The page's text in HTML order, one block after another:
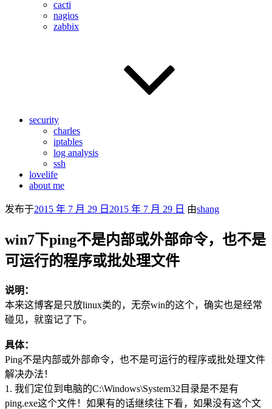
cacti
nagios
zabbix
security
charles
iptables
log analysis
ssh
lovelife
about me
发布于2015 年 7 月 29 日 2015 年 7 月 29 日 由shang
win7下ping不是内部或外部命令，也不是
可运行的程序或批处理文件
说明：
本来这博客是只放linux类的，无奈win的这个，确实也是经常
碰见，就蛮记了下。
具体：
Ping不是内部或外部命令，也不是可运行的程序或批处理文件
解决办法！
1. 我们定位到电脑的C:\Windows\System32目录是不是有
ping.exe这个文件！如果有的话继续往下看，如果没有这个文